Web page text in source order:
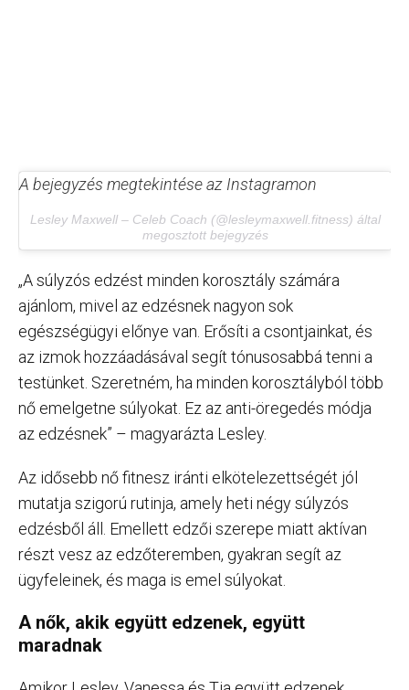
A bejegyzés megtekintése az Instagramon
Lesley Maxwell – Celeb Coach (@lesleymaxwell.fitness) által
megosztott bejegyzés
„A súlyzós edzést minden korosztály számára
ajánlom, mivel az edzésnek nagyon sok
egészségügyi előnye van. Erősíti a csontjainkat, és
az izmok hozzáadásával segít tónusosabbá tenni a
testünket. Szeretném, ha minden korosztályból több
nő emelgetne súlyokat. Ez az anti-öregedés módja
az edzésnek” – magyarázta Lesley.
Az idősebb nő fitnesz iránti elkötelezettségét jól
mutatja szigorú rutinja, amely heti négy súlyzós
edzésből áll. Emellett edzői szerepe miatt aktívan
részt vesz az edzőteremben, gyakran segít az
ügyfeleinek, és maga is emel súlyokat.
A nők, akik együtt edzenek, együtt
maradnak